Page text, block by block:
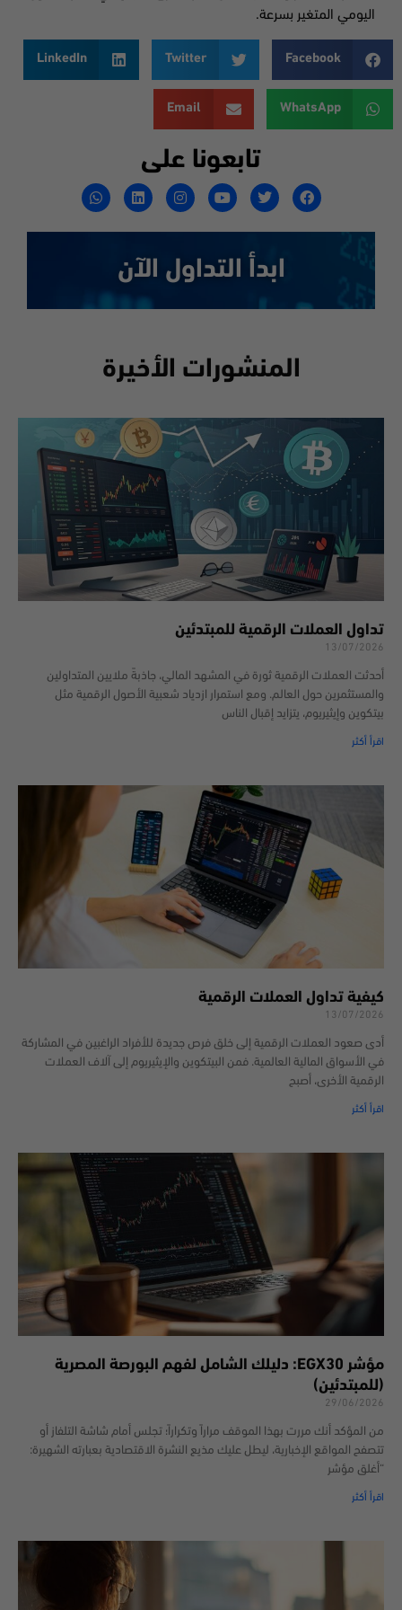
اليومي المتغير بسرعة.
Facebook
Twitter
LinkedIn
WhatsApp
Email
تابعونا على
ابدأ التداول الآن
المنشورات الأخيرة
تداول العملات الرقمية للمبتدئين
13/07/2026
أحدثت العملات الرقمية ثورة في المشهد المالي، جاذبةً ملايين المتداولين
والمستثمرين حول العالم. ومع استمرار ازدياد شعبية الأصول الرقمية مثل
بيتكوين وإيثيريوم، يتزايد إقبال الناس
اقرأ أكثر
كيفية تداول العملات الرقمية
13/07/2026
أدى صعود العملات الرقمية إلى خلق فرص جديدة للأفراد الراغبين في المشاركة
في الأسواق المالية العالمية. فمن البيتكوين والإيثيريوم إلى آلاف العملات
الرقمية الأخرى، أصبح
اقرأ أكثر
مؤشر EGX30: دليلك الشامل لفهم البورصة المصرية
(للمبتدئين)
29/06/2026
من المؤكد أنك مررت بهذا الموقف مراراً وتكراراً؛ تجلس أمام شاشة التلفاز أو
تتصفح المواقع الإخبارية، ليطل عليك مذيع النشرة الاقتصادية بعبارته الشهيرة:
“أغلق مؤشر
اقرأ أكثر